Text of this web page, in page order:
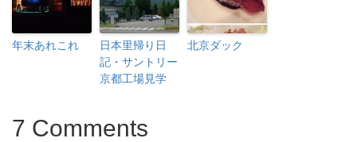
年末あれこれ
日本里帰り日
記・サントリー
京都工場見学
北京ダック
7 Comments